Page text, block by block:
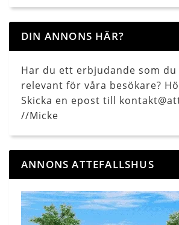
DIN ANNONS HÄR?
Har du ett erbjudande som
relevant för våra besökare?
Skicka en epost till
//Micke
ANNONS ATTEFALLSHUS